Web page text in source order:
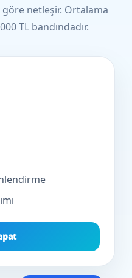
netleşir. Ortalama
TL bandındadır.